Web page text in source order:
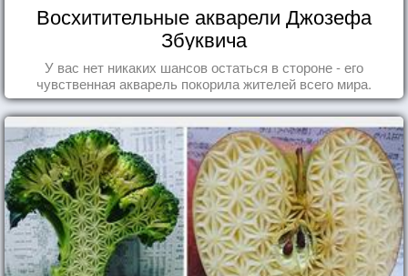
Восхитительные акварели Джозефа
Збуквича
У вас нет никаких шансов остаться в стороне - его
чувственная акварель покорила жителей всего мира.